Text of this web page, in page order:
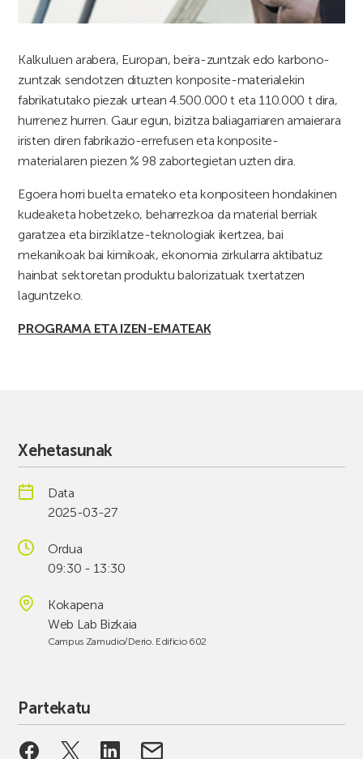
Kalkuluen arabera, Europan, beira-zuntzak edo karbono-
zuntzak sendotzen dituzten konposite-materialekin
fabrikatutako piezak urtean 4.500.000 t eta 110.000 t dira,
hurrenez hurren. Gaur egun, bizitza baliagarriaren amaierara
iristen diren fabrikazio-errefusen eta konposite-
materialaren piezen % 98 zabortegietan uzten dira.
Egoera horri buelta emateko eta konpositeen hondakinen
kudeaketa hobetzeko, beharrezkoa da material berriak
garatzea eta birziklatze-teknologiak ikertzea, bai
mekanikoak bai kimikoak, ekonomia zirkularra aktibatuz
hainbat sektoretan produktu balorizatuak txertatzen
laguntzeko.
PROGRAMA ETA IZEN-EMATEAK
Xehetasunak
Data
2025-03-27
Ordua
09:30 - 13:30
Kokapena
Web Lab Bizkaia
Campus Zamudio/Derio. Edificio 602
Partekatu